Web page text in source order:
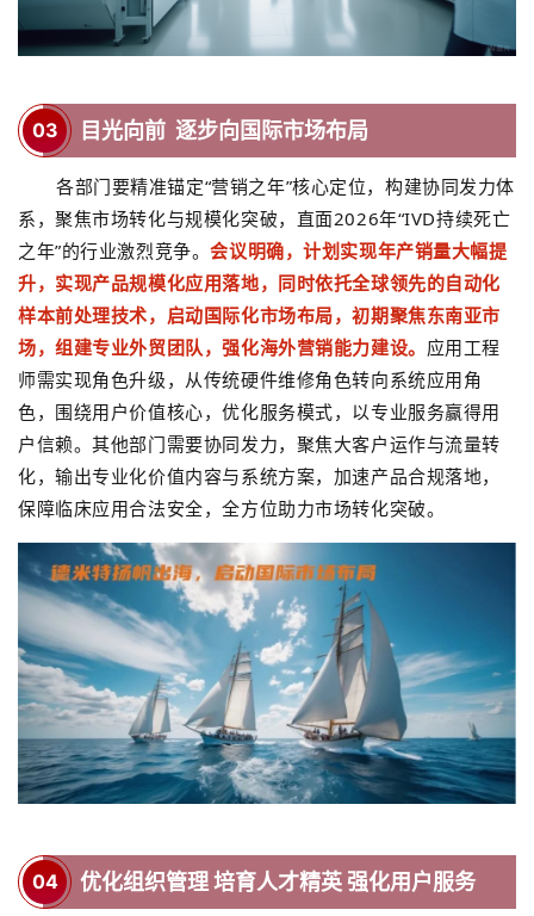
03 目光向前 逐步向国际市场布局
各部门要精准锚定“营销之年”核心定位，构建协同发力体
系，聚焦市场转化与规模化突破，直面2026年“IVD持续死亡
之年”的行业激烈竞争。会议明确，计划实现年产销量大幅提
升，实现产品规模化应用落地，同时依托全球领先的自动化
样本前处理技术，启动国际化市场布局，初期聚焦东南亚市
场，组建专业外贸团队，强化海外营销能力建设。 应用工程
师需实现角色升级，从传统硬件维修角色转向系统应用角
色，围绕用户价值核心，优化服务模式，以专业服务赢得用
户信赖。其他部门需要协同发力，聚焦大客户运作与流量转
化，输出专业化价值内容与系统方案，加速产品合规落地，
保障临床应用合法安全，全方位助力市场转化突破。
04 优化组织管理 培育人才精英 强化用户服务